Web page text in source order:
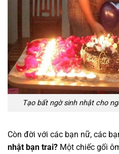
Tạo bất ngờ sinh nhật cho
Còn đời với các bạn nữ, các
nhật bạn trai? Một chiếc gối